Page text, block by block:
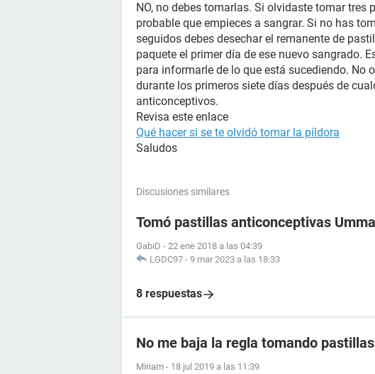
NO, no debes tomarlas. Si olvidaste tomar tres
probable que empieces a sangrar. Si no has
seguidos debes desechar el remanente de
paquete el primer día de ese nuevo sangrado.
para informarle de lo que está sucediendo. No
durante los primeros siete días después de
anticonceptivos.
Revisa este enlace
Qué hacer si se te olvidó tomar la píldora
Saludos
Discusiones similares
Tomó pastillas anticonceptivas Umma
GabiD - 22 ene 2018 a las 04:39
LGDC97 - 9 mar 2023 a las 18:33
8 respuestas
No me baja la regla tomando
Miriam - 18 jul 2019 a las 11:39